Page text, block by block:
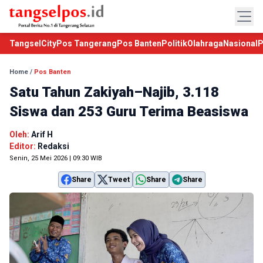
TangselCityPos Tangerang Pos Banten PolitikOlahraga Nasional
Home / Pos Banten
Satu Tahun Zakiyah–Najib, 3.118
Siswa dan 253 Guru Terima Beasiswa
Oleh: Arif H
Editor: Redaksi
Senin, 25 Mei 2026 | 09:30 WIB
Share Tweet Share Share